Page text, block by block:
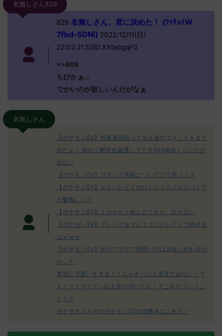
名無しさん829
829 名無しさん、君に決めた！ (ﾜｯﾁｮｲW
7fbd-5DNi) 2022/12/11(日)
22:02:21.52ID:XXtabgqF0
>>809
ちびかぁ…
でかいのが欲しいんだがなぁ
名無しさん
【ポケモンSV】色厳選頑張ってる人達のコメントをまと
めたよ！ 初めて孵化色厳選してて今500体目くらいだが
出ない
【ポケモンSV】コダック系統についてどう思う！？
【ポケモンSV】エスバレイドのびんじょうクエスパトラ
が鬱陶しい！
【ポケモンSV】ミカルゲ＝めんどくさい、許さない
【ポケモンSV】グレンアルマよ！エスバレイドで砕ける
なｗｗｗ
【ポケモンSV】次のアプデで増殖バグは完全に終わるの
か…？
本当に可愛いすぎる！！ニャオハの人形見てみない！？
え！？ミライドンの人形が浮いてる！？これどういうこ
と！？
ガチでオススメのポケモンSVの攻略本はこれだ！